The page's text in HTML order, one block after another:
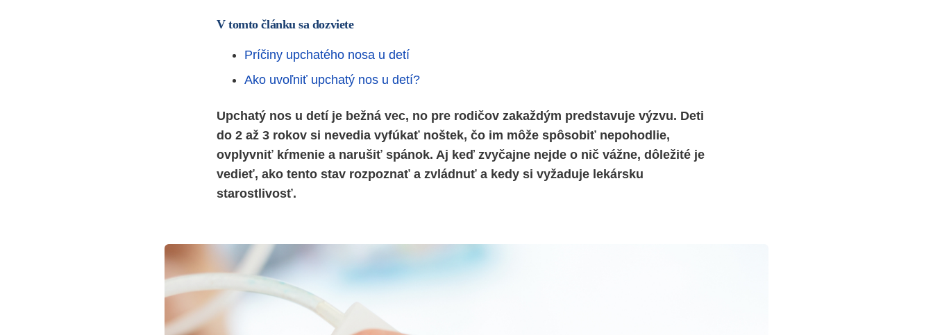
V tomto článku sa dozviete
Príčiny upchatého nosa u detí
Ako uvoľniť upchatý nos u detí?
Upchatý nos u detí je bežná vec, no pre rodičov zakaždým predstavuje výzvu. Deti
do 2 až 3 rokov si nevedia vyfúkať noštek, čo im môže spôsobiť nepohodlie,
ovplyvniť kŕmenie a narušiť spánok. Aj keď zvyčajne nejde o nič vážne, dôležité je
vedieť, ako tento stav rozpoznať a zvládnuť a kedy si vyžaduje lekársku
starostlivosť.